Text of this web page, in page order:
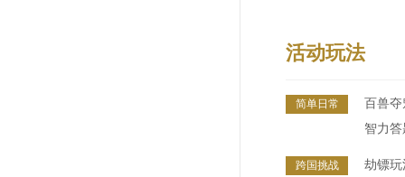
活动玩法
简单日常
百兽夺
智力答
跨国挑战 劫镖玩